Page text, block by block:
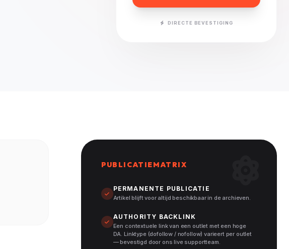
DIRECTE BEVESTIGING
PUBLICATIEMATRIX
PERMANENTE PUBLICATIE
Artikel blijft voor altijd beschikbaar in de archieven.
AUTHORITY BACKLINK
Een contextuele link van een outlet met een hoge
DA. Linktype (dofollow / nofollow) varieert per outlet
— bevestigd door ons live supportteam.